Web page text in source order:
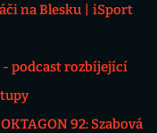
na Blesku
iSport
- podcast rozbíjející
OKTAGON 92: Szabová